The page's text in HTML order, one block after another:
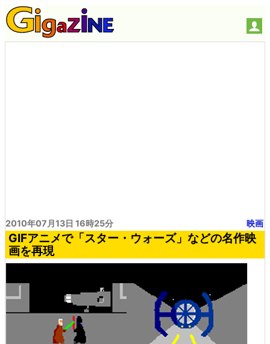
2010年07月13日 16時25分 映画
GIFアニメで「スター・ウォーズ」などの名作映
画を再現